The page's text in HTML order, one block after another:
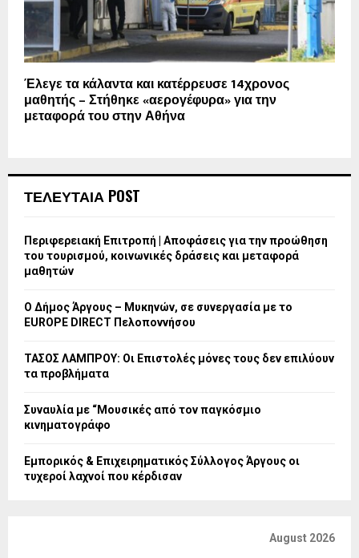
Έλεγε τα κάλαντα και κατέρρευσε 14χρονος
μαθητής – Στήθηκε «αερογέφυρα» για την
μεταφορά του στην Αθήνα
ΤΕΛΕΥΤΑΙΑ POST
Περιφερειακή Επιτροπή | Αποφάσεις για την προώθηση
του τουρισμού, κοινωνικές δράσεις και μεταφορά
μαθητών
Ο Δήμος Άργους – Μυκηνών, σε συνεργασία με το
EUROPE DIRECT Πελοποννήσου
ΤΑΣΟΣ ΛΑΜΠΡΟΥ: Οι Επιστολές μόνες τους δεν επιλύουν
τα προβλήματα
Συναυλία με “Μουσικές από τον παγκόσμιο
κινηματογράφο
Εμπορικός & Επιχειρηματικός Σύλλογος Άργους οι
τυχεροί λαχνοί που κέρδισαν
August 2026